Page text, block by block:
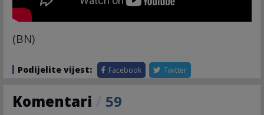
(BN)
Podijelite vijest: Facebook Twitter
Komentari 59